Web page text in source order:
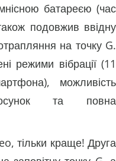
батареєю (час
подовжив ввідну
на точку G.
режими вібрації (11
можливість
та повна
тільки краще! Друга